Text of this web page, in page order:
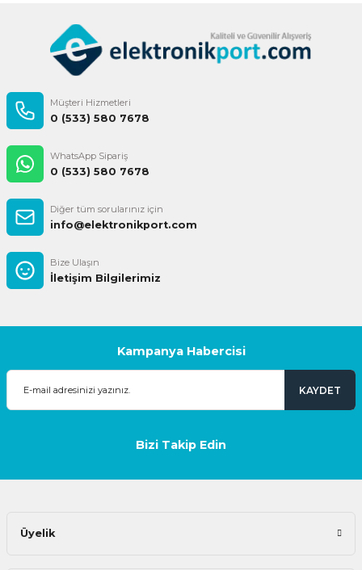
Müşteri Hizmetleri
0 (533) 580 7678
WhatsApp Sipariş
0 (533) 580 7678
Diğer tüm sorularınız için
info@elektronikport.com
Bize Ulaşın
İletişim Bilgilerimiz
Kampanya Habercisi
KAYDET
Bizi Takip Edin
Üyelik